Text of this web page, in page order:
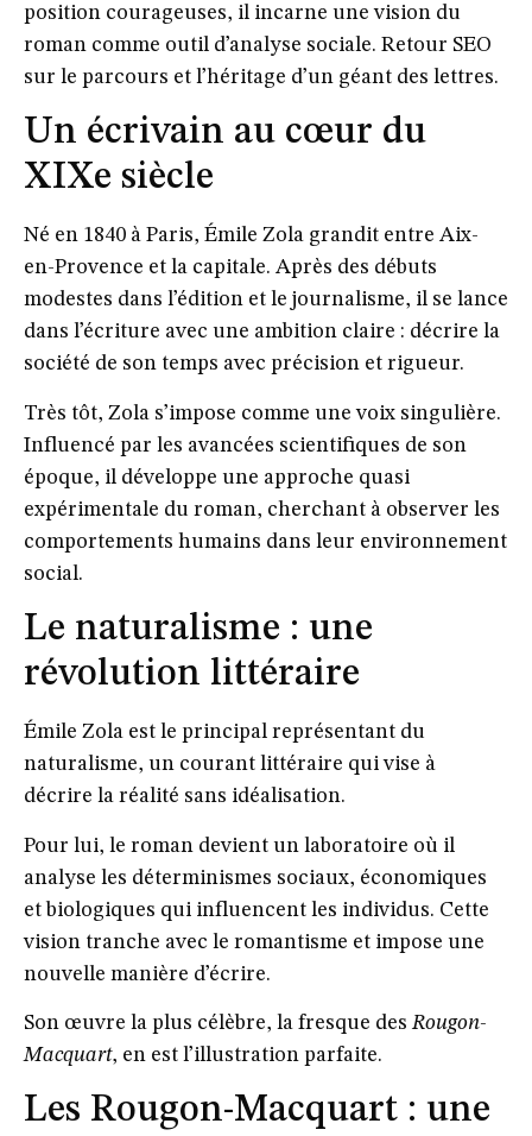
position courageuses, il incarne une vision du
roman comme outil d’analyse sociale. Retour SEO
sur le parcours et l’héritage d’un géant des lettres.
Un écrivain au cœur du
XIXe siècle
Né en 1840 à Paris, Émile Zola grandit entre Aix-
en-Provence et la capitale. Après des débuts
modestes dans l’édition et le journalisme, il se lance
dans l’écriture avec une ambition claire : décrire la
société de son temps avec précision et rigueur.
Très tôt, Zola s’impose comme une voix singulière.
Influencé par les avancées scientifiques de son
époque, il développe une approche quasi
expérimentale du roman, cherchant à observer les
comportements humains dans leur environnement
social.
Le naturalisme : une
révolution littéraire
Émile Zola est le principal représentant du
naturalisme, un courant littéraire qui vise à
décrire la réalité sans idéalisation.
Pour lui, le roman devient un laboratoire où il
analyse les déterminismes sociaux, économiques
et biologiques qui influencent les individus. Cette
vision tranche avec le romantisme et impose une
nouvelle manière d’écrire.
Son œuvre la plus célèbre, la fresque des Rougon-
Macquart, en est l’illustration parfaite.
Les Rougon-Macquart : une